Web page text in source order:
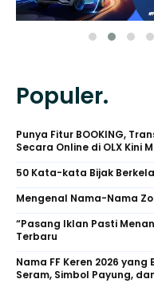
Populer.
Punya Fitur BOOKING,
Secara Online di OLX Kini
50 Kata-kata Bijak
Mengenal Nama-Nama
“Pasang Iklan Pasti
Terbaru
Nama FF Keren 2026
Seram, Simbol Payung,